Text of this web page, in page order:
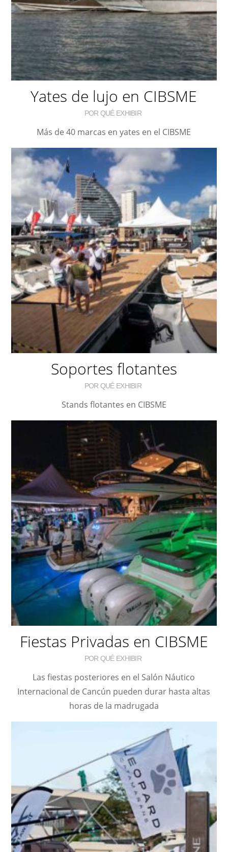
Yates de lujo en CIBSME
POR QUÉ EXHIBIR
Más de 40 marcas en yates en el CIBSME
Soportes flotantes
POR QUÉ EXHIBIR
Stands flotantes en CIBSME
Fiestas Privadas en CIBSME
POR QUÉ EXHIBIR
Las fiestas posteriores en el Salón Náutico
Internacional de Cancún pueden durar hasta altas
horas de la madrugada